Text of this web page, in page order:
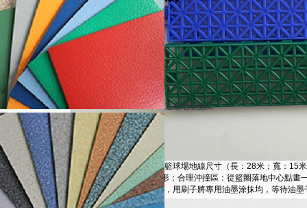
運動地板施工
最后一步就是觀看籃球場懸浮圖紙，確定籃球場地線尺寸（長：28米；寬：
米，長3.60米；三秒區：4.90米×5.80米的矩形；合理沖撞區：從籃圈落地中心點
高：2.90米），用雙面膠將籃球場場地線圈出，用刷子將專用油墨涂抹均，等待油